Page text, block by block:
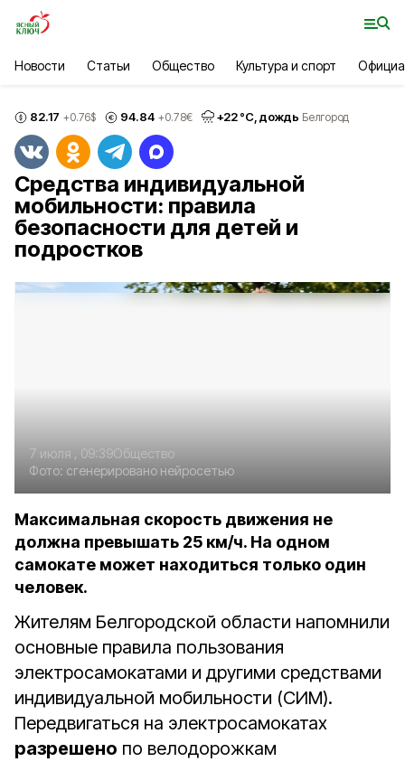
Новости Статьи Общество Культура и спорт
82.17 +0.76$ 94.84 +0.78€ +22°С, дождь Белгород
Средства индивидуальной
мобильности: правила
безопасности для детей и
подростков
7 июля , 09:39Общество
Фото: сгенерировано нейросетью
Максимальная скорость движения не
должна превышать 25 км/ч. На одном
самокате может находиться только один
человек.
Жителям Белгородской области напомнили
основные правила пользования
электросамокатами и другими средствами
индивидуальной мобильности (СИМ).
Передвигаться на электросамокатах
разрешено по велодорожкам